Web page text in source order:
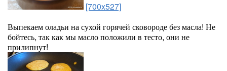
[700x527]
Выпекаем оладьи на сухой горячей сковороде без масла! Не
бойтесь, так как мы масло положили в тесто, они не
прилипнут!